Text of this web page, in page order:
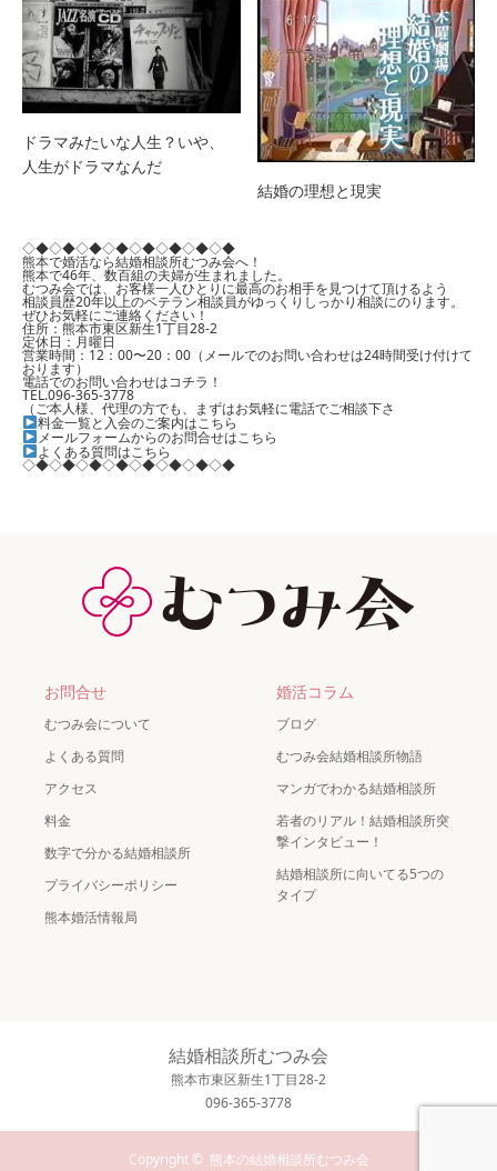
ドラマみたいな人生？いや、
人生がドラマなんだ
結婚の理想と現実
◇◆◇◆◇◆◇◆◇◆◇◆◇◆◇◆
熊本で婚活なら結婚相談所むつみ会へ！
熊本で46年、数百組の夫婦が生まれました。
むつみ会では、お客様一人ひとりに最高のお相手を見つけて頂けるよう
相談員歴20年以上のベテラン相談員がゆっくりしっかり相談にのります。
ぜひお気軽にご連絡ください！
住所：熊本市東区新生1丁目28-2
定休日：月曜日
営業時間：12：00〜20：00（メールでのお問い合わせは24時間受け付けて
おります）
電話でのお問い合わせはコチラ！
TEL.096-365-3778
（ご本人様、代理の方でも、まずはお気軽に電話でご相談下さ
料金一覧と入会のご案内はこちら
メールフォームからのお問合せはこちら
よくある質問はこちら
◇◆◇◆◇◆◇◆◇◆◇◆◇◆◇◆
お問合せ
むつみ会について
よくある質問
アクセス
料金
数字で分かる結婚相談所
プライバシーポリシー
熊本婚活情報局
婚活コラム
ブログ
むつみ会結婚相談所物語
マンガでわかる結婚相談所
若者のリアル！結婚相談所突
撃インタビュー！
結婚相談所に向いてる5つの
タイプ
結婚相談所むつみ会
熊本市東区新生1丁目28-2
096-365-3778
Copyright © 熊本の結婚相談所むつみ会